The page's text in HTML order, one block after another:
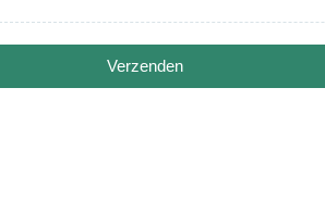
Verzenden